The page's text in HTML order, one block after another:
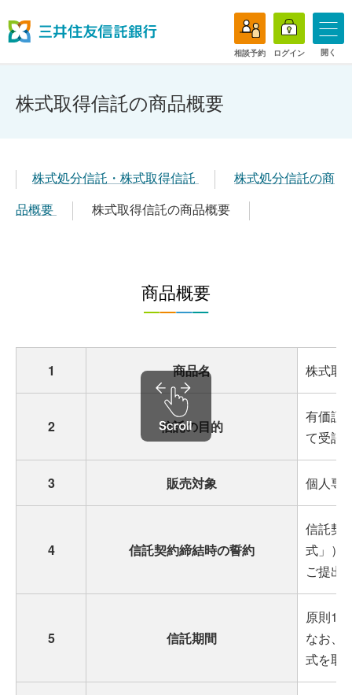
相談予約 ログイン 開く
株式取得信託の商品概要
株式処分信託・株式取得信託
株式処分信託の商
品概要
株式取得信託の商品概要
商品概要
1 商品名 株式取
2 信託の目的
有価証
て受託
3 販売対象 個人専
4 信託契約締結時の誓約
信託契
式」）
ご提出
5 信託期間
原則1
なお、
式を取
Scroll